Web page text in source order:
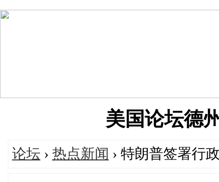
美国论坛德
论坛 › 热点新闻 › 特朗普签署行